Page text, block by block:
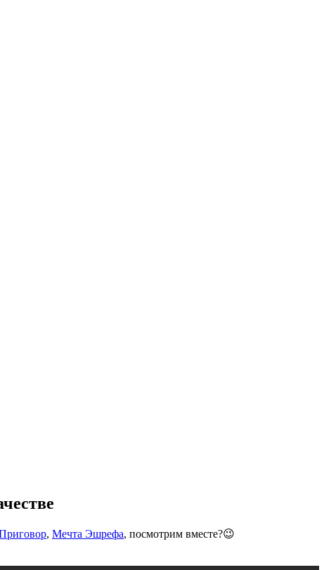
, Мечта Эшрефа, посмотрим вместе?😉